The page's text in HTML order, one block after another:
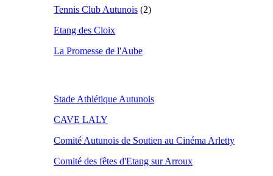
Tennis Club Autunois (2)
Etang des Cloix
La Promesse de l'Aube
Stade Athlétique Autunois
CAVE LALY
Comité Autunois de Soutien au Cinéma Arletty
Comité des fêtes d'Etang sur Arroux